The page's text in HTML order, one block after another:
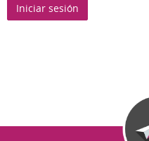
Iniciar sesión